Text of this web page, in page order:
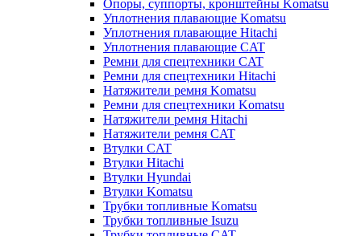
Опоры, суппорты, кронштейны Komatsu
Уплотнения плавающие Komatsu
Уплотнения плавающие Hitachi
Уплотнения плавающие CAT
Ремни для спецтехники CAT
Ремни для спецтехники Hitachi
Натяжители ремня Komatsu
Ремни для спецтехники Komatsu
Натяжители ремня Hitachi
Натяжители ремня CAT
Втулки CAT
Втулки Hitachi
Втулки Hyundai
Втулки Komatsu
Трубки топливные Komatsu
Трубки топливные Isuzu